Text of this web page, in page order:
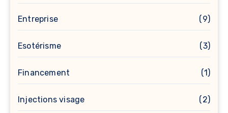
Entreprise (9)
Esotérisme (3)
Financement (1)
Injections visage (2)